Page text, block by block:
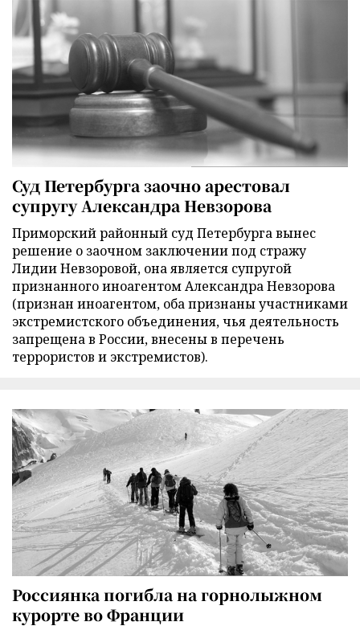
Суд Петербурга заочно арестовал
супругу Александра Невзорова
Приморский районный суд Петербурга вынес
решение о заочном заключении под стражу
Лидии Невзоровой, она является супругой
признанного иноагентом Александра Невзорова
(признан иноагентом, оба признаны участниками
экстремистского объединения, чья деятельность
запрещена в России, внесены в перечень
террористов и экстремистов).
Россиянка погибла на горнолыжном
курорте во Франции